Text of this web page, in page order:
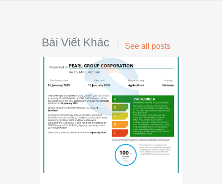
Bài Viết Khác See all posts